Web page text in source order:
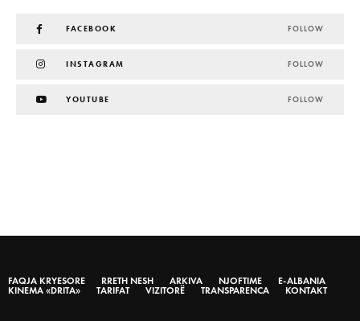
FACEBOOK FOLLOW
INSTAGRAM FOLLOW
YOUTUBE FOLLOW
FAQJA KRYESORE RRETH NESH ARKIVA NJOFTIME
E-ALBANIA
KINEMA «DRITA»
TARIFAT VIZITORË TRANSPARENCA KONTAKT